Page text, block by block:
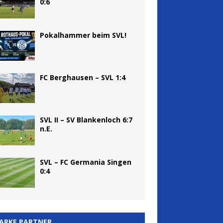
Pokalhammer beim SVL!
FC Berghausen – SVL 1:4
SVL II – SV Blankenloch 6:7
n.E.
SVL – FC Germania Singen
0:4